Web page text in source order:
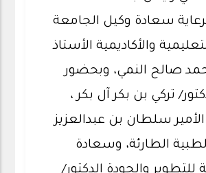
سعادة وكيل الجامعة
والأكاديمية الأستاذ
صالح النمي، وبحضور
تركي بن بكر آل بكر ،
سلطان بن عبدالعزيز
الطارئة، وسعادة